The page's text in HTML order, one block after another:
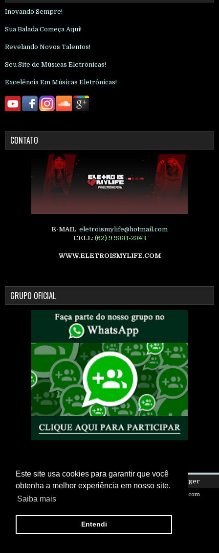
Este site usa cookies para garantir que você
obtenha a melhor experiência em nosso site.
Saiba mais
Entendi
Inovando Sempre!
Sua Balada Começa Aqui!
Revelando Novos Talentos!
Seu Site de Músicas Eletrônicas!
Excelência Em Músicas Eletrônicas!
CONTATO
E-MAIL: eletroismylife@hotmail.com
CELL: (62) 9 9331-2343
WWW.ELETROISMYLIFE.COM
GRUPO OFICIAL
Copyright © 2026 Eletro Is My Life | Powered by Blogger
Design by FlexiThemes NewBloggerThemes.com